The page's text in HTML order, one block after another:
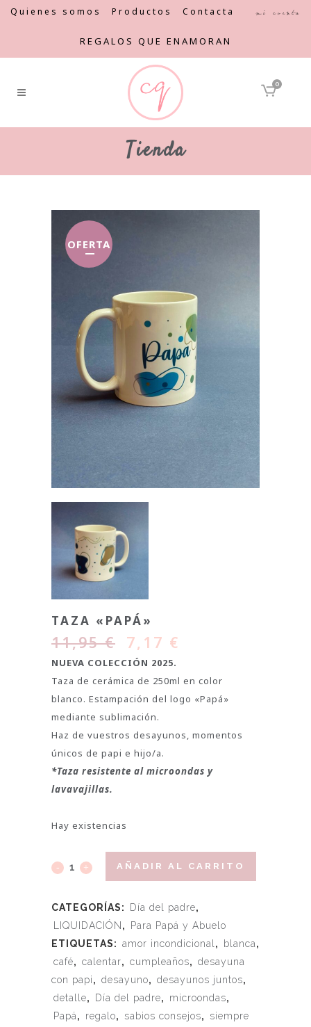
Quienes somos Productos Contacta Mi cuenta
REGALOS QUE ENAMORAN
0
Tienda
OFERTA
TAZA «PAPÁ»
11,95€ 7,17 €
NUEVA COLECCIÓN 2025.
Taza de cerámica de 250ml en color
blanco. Estampación del logo «Papá»
mediante sublimación.
Haz de vuestros desayunos, momentos
únicos de papi e hijo/a.
*Taza resistente al microondas y
lavavajillas.
Hay existencias
AÑADIR AL CARRITO
CATEGORÍAS: Día del padre,
LIQUIDACIÓN ,
Para Papá y Abuelo
ETIQUETAS: amor incondicional , blanca,
café, calentar, cumpleaños, desayuna
con papi, desayuno, desayunos juntos,
detalle, Día del padre, microondas,
Papá, regalo, sabios consejos,
siempre